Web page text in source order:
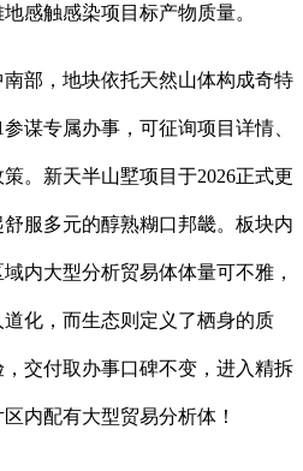
感触感染项目标产物质量。
，地块依托天然山体构成奇特
谋专属办事，可征询项目详情、
。新天半山墅项目于2026正式更
服多元的醇熟糊口邦畿。板块内
内大型分析贸易体体量可不雅，
化，而生态则定义了栖身的质
交付取办事口碑不变，进入精拆
内配有大型贸易分析体！